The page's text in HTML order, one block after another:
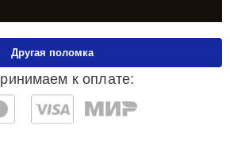
к оплате:
Другая поломка